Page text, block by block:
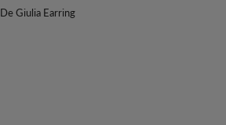
De Giulia Earring